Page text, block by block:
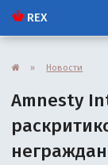
REX
» Новости
Amnesty
неграждан